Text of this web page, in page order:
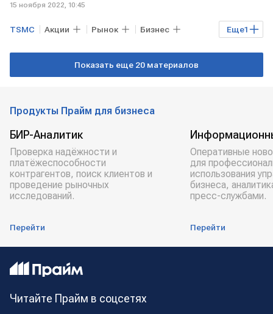
15 ноября 2022, 10:45
Еще1
TSMC Акции Рынок Бизнес
Berkshire Hathaway
Показать еще 20 материалов
Продукты Прайм для бизнеса
БИР-Аналитик
Проверка надёжности и
платёжеспособности
контрагентов, поиск клиентов и
проведение рыночных
исследований.
Перейти
Оперативные
для
использования
бизнеса,
пресс-службами.
Перейти
Читайте Прайм в соцсетях